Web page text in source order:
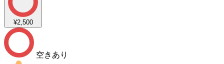
¥2,500
空きあり